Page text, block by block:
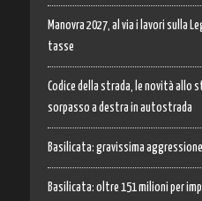
Manovra 2027, al via i lavori sulla
tasse
Codice della strada, le novità allo
sorpasso a destra in autostrada
Basilicata: gravissima
Basilicata: oltre 151 milioni per